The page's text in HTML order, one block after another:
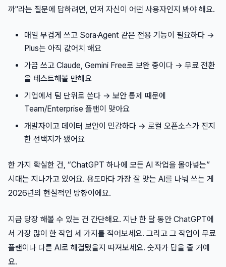
까"라는 질문에 답하려면, 먼저 자신이 어떤 사용자인지 봐야 해요.
매일 무겁게 쓰고 Sora·Agent 같은 전용 기능이 필요하다 →
Plus는 아직 값어치 해요
가끔 쓰고 Claude, Gemini Free로 보완 중이다 → 무료 전환
을 테스트해볼 만해요
기업에서 팀 단위로 쓴다 → 보안 통제 때문에
Team/Enterprise 플랜이 맞아요
개발자이고 데이터 보안이 민감하다 → 로컬 오픈소스가 진지
한 선택지가 됐어요
한 가지 확실한 건, “ChatGPT 하나에 모든 AI 작업을 몰아넣는”
시대는 지나가고 있어요. 용도마다 가장 잘 맞는 AI를 나눠 쓰는 게
2026년의 현실적인 방향이에요.
지금 당장 해볼 수 있는 건 간단해요. 지난 한 달 동안 ChatGPT에
서 가장 많이 한 작업 세 가지를 적어보세요. 그리고 그 작업이 무료
플랜이나 다른 AI로 해결됐을지 따져보세요. 숫자가 답을 줄 거예
요.